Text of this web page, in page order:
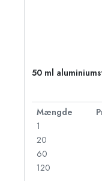
50 ml
Mængde
1
20
60
120